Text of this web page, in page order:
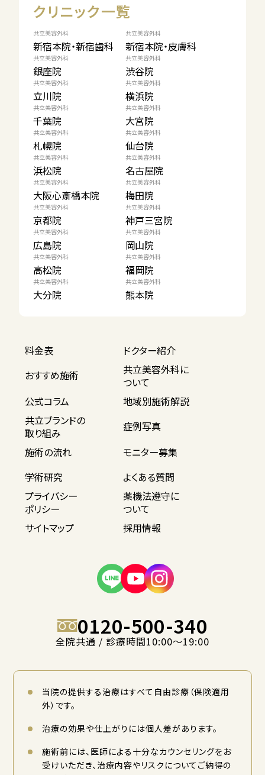
クリニック一覧
共立美容外科
新宿本院・新宿歯科
共立美容外科
新宿本院・皮膚科
共立美容外科
銀座院
共立美容外科
渋谷院
共立美容外科
立川院
共立美容外科
横浜院
共立美容外科
千葉院
共立美容外科
大宮院
共立美容外科
札幌院
共立美容外科
仙台院
共立美容外科
浜松院
共立美容外科
名古屋院
共立美容外科
大阪心斎橋本院
共立美容外科
梅田院
共立美容外科
京都院
共立美容外科
神戸三宮院
共立美容外科
広島院
共立美容外科
岡山院
共立美容外科
高松院
共立美容外科
福岡院
共立美容外科
大分院
共立美容外科
熊本院
料金表
ドクター紹介
おすすめ施術
共立美容外科に
ついて
公式コラム
地域別施術解説
共立ブランドの
取り組み
症例写真
施術の流れ
モニター募集
学術研究
よくある質問
プライバシー
ポリシー
薬機法遵守に
ついて
サイトマップ
採用情報
0120-500-340
全院共通 / 診療時間10:00〜19:00
当院の提供する治療はすべて自由診療（保険適用
外）です。
治療の効果や仕上がりには個人差があります。
施術前には、医師による十分なカウンセリングをお
受けいただき、治療内容やリスクについてご納得の